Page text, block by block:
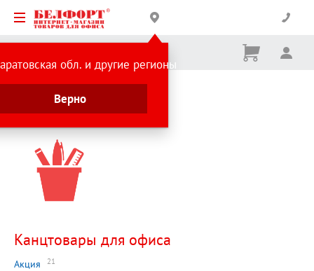
обл. и другие регионы
Верно
Корзина
Ничего
Главная страница
Каталог
Канцтовары для офиса
Акция 21